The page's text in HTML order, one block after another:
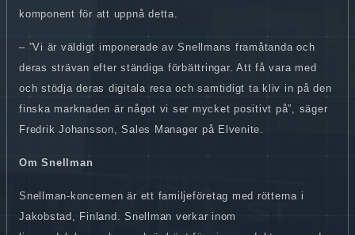
komponent för att uppnå detta.
– ”Vi är väldigt imponerade av Snellmans framåtanda och
deras strävan efter ständiga förbättringar. Att få vara med
och stödja deras digitala resa och samtidigt ta kliv in på den
finska marknaden är något vi ser mycket positivt på”, säger
Fredrik Johansson, Sales Manager på Elvenite.
Om Snellman
Snellman-koncernen är ett familjeföretag med rötterna i
Jakobstad, Finland. Snellman verkar inom